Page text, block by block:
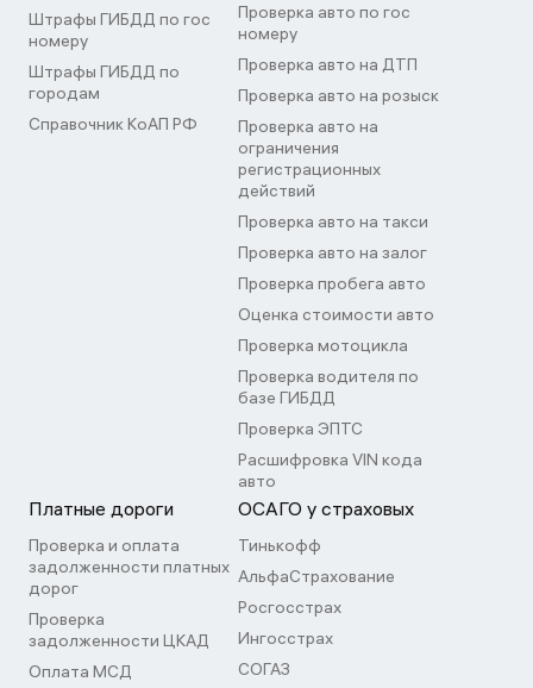
Штрафы ГИБДД по гос
номеру
Штрафы ГИБДД по
городам
Справочник КоАП РФ
Проверка авто по гос
номеру
Проверка авто на ДТП
Проверка авто на розыск
Проверка авто на
ограничения
регистрационных
действий
Проверка авто на такси
Проверка авто на залог
Проверка пробега авто
Оценка стоимости авто
Проверка мотоцикла
Проверка водителя по
базе ГИБДД
Проверка ЭПТС
Расшифровка VIN кода
авто
Платные дороги
Проверка и оплата
задолженности платных
дорог
Проверка
задолженности ЦКАД
Оплата МСД
ОСАГО у страховых
Тинькофф
АльфаСтрахование
Росгосстрах
Ингосстрах
СОГАЗ